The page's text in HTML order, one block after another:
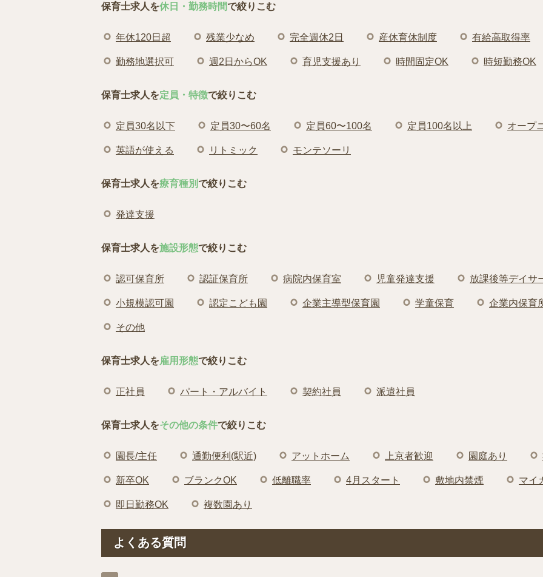
保育士求人を休日・勤務時間で絞りこむ
年休120日超 残業少なめ 完全週休2日 産休育休制度 有給高取得率
勤務地選択可 週2日からOK 育児支援あり 時間固定OK 時短勤務OK
保育士求人を定員・特徴で絞りこむ
定員30名以下 定員30〜60名 定員60〜100名 定員100名以上 オープ
英語が使える リトミック モンテソーリ
保育士求人を療育種別で絞りこむ
発達支援
保育士求人を施設形態で絞りこむ
認可保育所 認証保育所 病院内保育室 児童発達支援 放課後等デイサ
小規模認可園 認定こども園 企業主導型保育園 学童保育 企業内保育
その他
保育士求人を雇用形態で絞りこむ
正社員 パート・アルバイト 契約社員 派遣社員
保育士求人をその他の条件で絞りこむ
園長/主任 通勤便利(駅近) アットホーム 上京者歓迎 園庭あり
新卒OK ブランクOK 低離職率 4月スタート 敷地内禁煙 マイ
即日勤務OK 複数園あり
よくある質問